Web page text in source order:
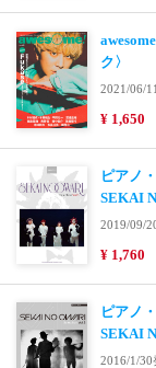
ク〉
2021/06/
¥ 1,650
ピアノ
SEKAI
2019/09/
¥ 1,760
ピアノ
SEKAI
2016/1/30